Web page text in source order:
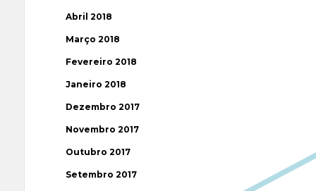
Abril 2018
Março 2018
Fevereiro 2018
Janeiro 2018
Dezembro 2017
Novembro 2017
Outubro 2017
Setembro 2017